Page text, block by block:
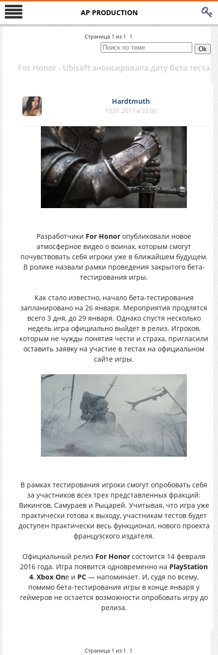
AP PRODUCTION
Страница 1 из 1 1
For Honor - Ubisoft анонсировала дату бета теста
Hardtmuth
10.01.2017 в 23:00
Разработчики For Honor опубликовали новое
атмосферное видео о воинах, которым смогут
почувствовать себя игроки уже в ближайшем будущем.
В ролике назвали рамки проведения закрытого бета-
тестирования игры.
Как стало известно, начало бета-тестирования
запланировано на 26 января. Мероприятия продлятся
всего 3 дня, до 29 января. Однако спустя несколько
недель игра официально выйдет в релиз. Игроков,
которым не чужды понятия чести и страха, пригласили
оставить заявку на участие в тестах на официальном
сайте игры.
В рамках тестирования игроки смогут опробовать себя
за участников всех трех представленных фракций:
Викингов, Самураев и Рыцарей. Учитывая, что игра уже
практически готова к выходу, участникам тестов будет
доступен практически весь функционал, нового проекта
французского издателя.
Официальный релиз For Honor состоится 14 февраля
2016 года. Игра появится одновременно на PlayStation
4, Xbox One и PC — напоминает. И, судя по всему,
помимо бета-тестирования игры в конце января у
геймеров не остается возможности опробовать игру до
релиза.
Страница 1 из 1 1